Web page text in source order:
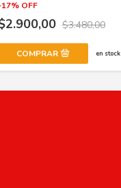
17% OFF
$3.480,00
en stock